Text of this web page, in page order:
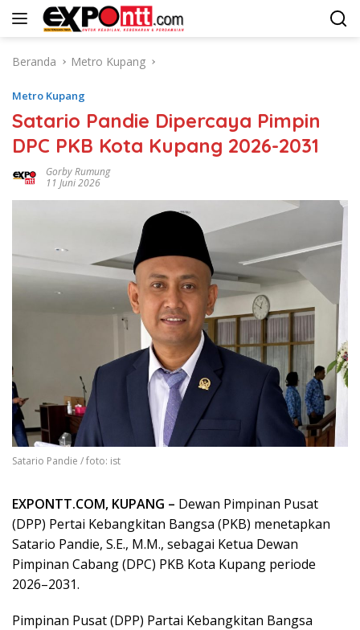
Langsung
Beranda
Metro Kupang
Metro Kupang
Satario Pandie Dipercaya Pimpin
DPC PKB Kota Kupang 2026-2031
Gorby Rumung
11 Juni 2026
Satario Pandie / foto: ist
EXPONTT.COM, KUPANG – Dewan Pimpinan Pusat
(DPP) Pertai Kebangkitan Bangsa (PKB) menetapkan
Satario Pandie, S.E., M.M., sebagai Ketua Dewan
Pimpinan Cabang (DPC) PKB Kota Kupang periode
2026–2031.
Pimpinan Pusat (DPP) Partai Kebangkitan Bangsa